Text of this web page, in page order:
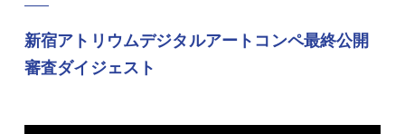
新宿アトリウムデジタルアートコンペ最終公開
審査ダイジェスト